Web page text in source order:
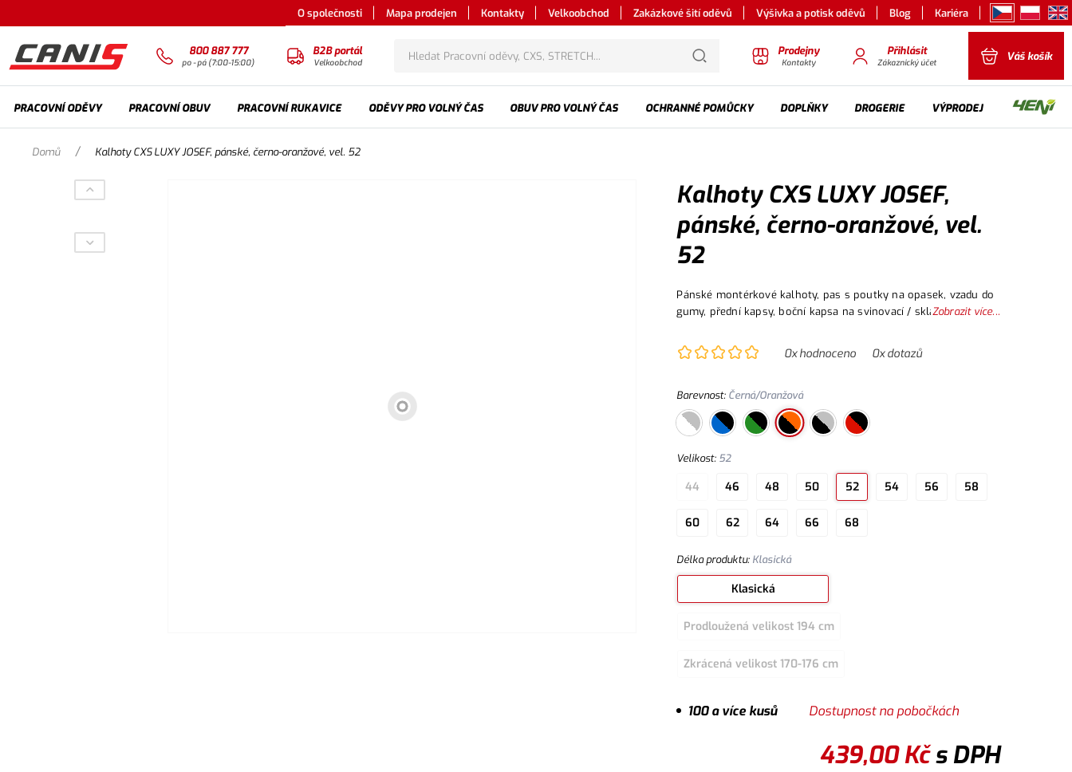
O společnosti Mapa prodejen Kontakty Velkoobchod Zakázkové šití oděvů Výšivka a potisk oděvů Blog Kariéra
800 887 777
po - pá (7:00-15:00)
B2B portál
Velkoobchod
Prodejny
Kontakty
Přihlásit
Zákaznický účet Váš košík
PRACOVNÍ ODĚVY PRACOVNÍ OBUV PRACOVNÍ RUKAVICE ODĚVY PRO VOLNÝ ČAS OBUV PRO VOLNÝ ČAS OCHRANNÉ POMŮCKY DOPLŇKY DROGERIE VÝPRODEJ
Domů / Kalhoty CXS LUXY JOSEF, pánské, černo-oranžové, vel. 52
Kalhoty CXS LUXY JOSEF,
pánské, černo-oranžové, vel.
52
Pánské montérkové kalhoty, pas s poutky na opasek, vzadu do
gumy, přední kapsy, boční kapsa na svinovací / skládací metr,
s klopou, reflexní doplňky. Doporučené použití: stavebnictví, le
Zobrazit více...
0x hodnoceno 0x dotazů
Barevnost: Černá/Oranžová
Velikost: 52
44 46 48 50 52 54 56 58
60 62 64 66 68
Délka produktu: Klasická
Klasická
Prodloužená velikost 194 cm
Zkrácená velikost 170-176 cm
100 a více kusů Dostupnost na pobočkách
439,00Kčs DPH